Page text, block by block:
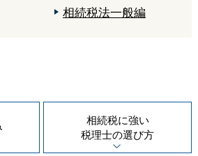
相続税法一般編
相続税に強い
税理士の選び方